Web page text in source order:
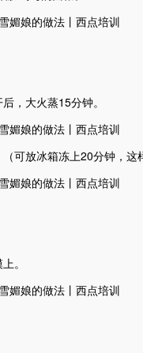
，大火蒸15分钟。
可放冰箱冻上20分钟，这
。